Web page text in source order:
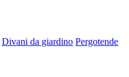
Divani da giardino Pergotende